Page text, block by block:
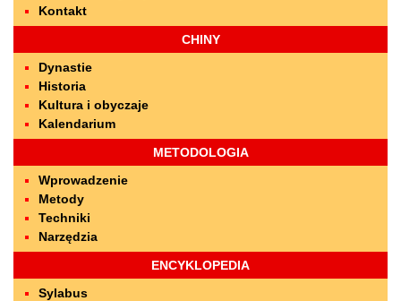
Kontakt
CHINY
Dynastie
Historia
Kultura i obyczaje
Kalendarium
METODOLOGIA
Wprowadzenie
Metody
Techniki
Narzędzia
ENCYKLOPEDIA
Sylabus